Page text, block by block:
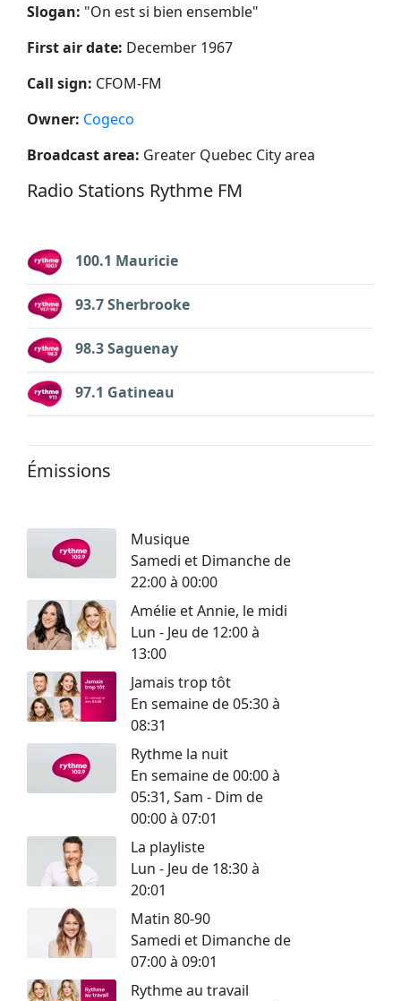
Slogan: "On est si bien ensemble"
First air date: December 1967
Call sign: CFOM-FM
Owner: Cogeco
Broadcast area: Greater Quebec City area
Radio Stations Rythme FM
100.1 Mauricie
93.7 Sherbrooke
98.3 Saguenay
97.1 Gatineau
Émissions
Musique
Samedi et Dimanche de
22:00 à 00:00
Amélie et Annie, le midi
Lun - Jeu de 12:00 à
13:00
Jamais trop tôt
En semaine de 05:30 à
08:31
Rythme la nuit
En semaine de 00:00 à
05:31, Sam - Dim de
00:00 à 07:01
La playliste
Lun - Jeu de 18:30 à
20:01
Matin 80-90
Samedi et Dimanche de
07:00 à 09:01
Rythme au travail